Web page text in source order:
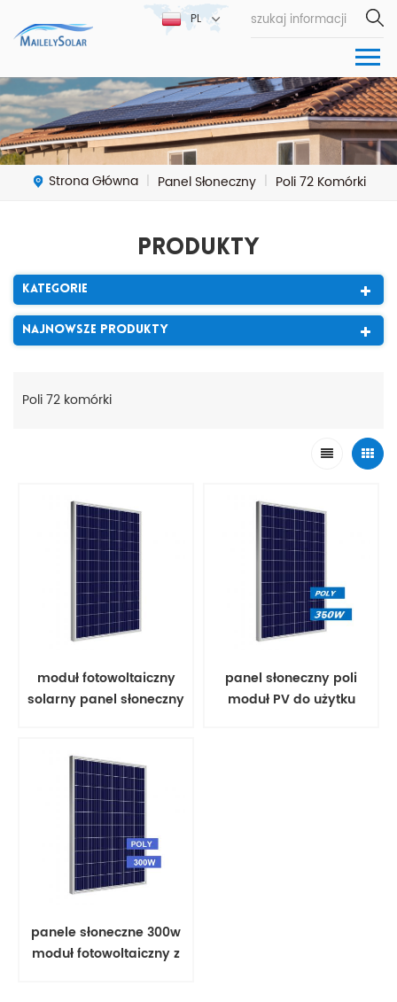
PL
Strona Główna | Panel Słoneczny | Poli 72 Komórki
Produkty
Kategorie
Najnowsze Produkty
Poli 72 komórki
moduł fotowoltaiczny
solarny panel słoneczny
panel słoneczny poli
moduł PV do użytku
panele słoneczne 300w
moduł fotowoltaiczny z